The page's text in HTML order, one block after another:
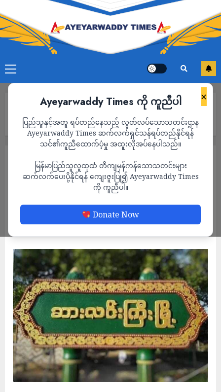
×
Ayeyarwaddy Times ကို ကူညီပါ
ပြည်သူနှင့်အတူ ရပ်တည်နေသည့် လွတ်လပ်သောသတင်းဌာန
Ayeyarwaddy Times ဆက်လက်ရှင်သန်ရပ်တည်နိုင်ရန်
သင်၏ကူညီထောက်ပံ့မှု အထူးလိုအပ်နေပါသည်။
မြန်မာပြည်သူလူထုထံ တိကျမှန်ကန်သောသတင်းများ
ဆက်လက်ပေးပို့နိုင်ရန် ကျေးဇူးပြု၍ Ayeyarwaddy Times
ကို ကူညီပါ။
Donate Now
တပ်က မီးတင်ရှို့၊ ဒေသခံ ၁ သောင်းနီးပါး ဘေးလွတ်ရာထွက်ပြေးနေရ
လက်ပံတောင်တောင်ဒေသ ဖောင်းကတာနှင့် ဘ
င်္ကားရွာကို စစ်ကောင်စီတပ်က မီးတင်ရှို့၊ ဒေသခံ
၁ သောင်းနီးပါး ဘေးလွတ်ရာထွက်ပြေးနေရ
ADMIN JANUARY 6, 2023